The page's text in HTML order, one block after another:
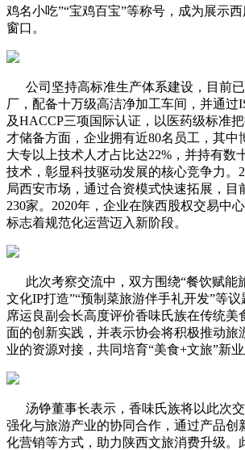
鸡名小吃”“宝鸡百宝”等称号，成为展示
窗口。
公司坚持高标准生产体系建设，目前已
厂，配备十万级高洁净加工车间，并通过
及HACCP三项国际认证，以医药级标准
才储备方面，企业拥有近80名员工，其中
大专以上技术人才占比达22%，并持有数
技术，彰显科技驱动发展的核心竞争力。
局西安市场，通过合资模式快速拓展，目
230家。2020年，企业在陕西股权交易中
标志着规范化运营迈入新阶段。
此次考察交流中，双方围绕“餐饮赋能
文化IP打造”“预制菜旅游伴手礼开发”等议
席运良副会长高度评价香味氏族在传统美
面的创新实践，并表示协会将积极推动旅
业的资源对接，共同培育“美食+文旅”新业
汤铮董事长表示，香味氏族将以此次
强化与旅游产业的协同合作，通过产品创
化营销等方式，助力陕西文旅消费升级。